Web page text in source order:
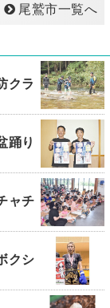
尾鷲市一覧へ
クラ
踊り
ャチ
クシ